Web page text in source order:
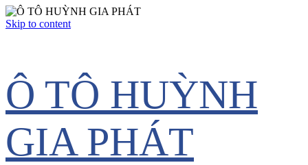
Skip to content
Ô TÔ HUỲNH
GIA PHÁT